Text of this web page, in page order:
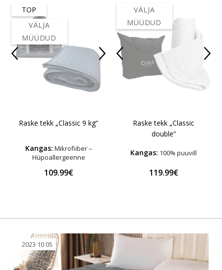
TOP
VÄLJA
MÜÜDUD
Raske tekk „Classic 9 kg“
Kangas: Mikrofiiber –
Hüpoallergeenne
109.99€
VÄLJA
MÜÜDUD
Raske tekk „Classic
double“
Kangas: 100% puuvill
119.99€
2023 10 05